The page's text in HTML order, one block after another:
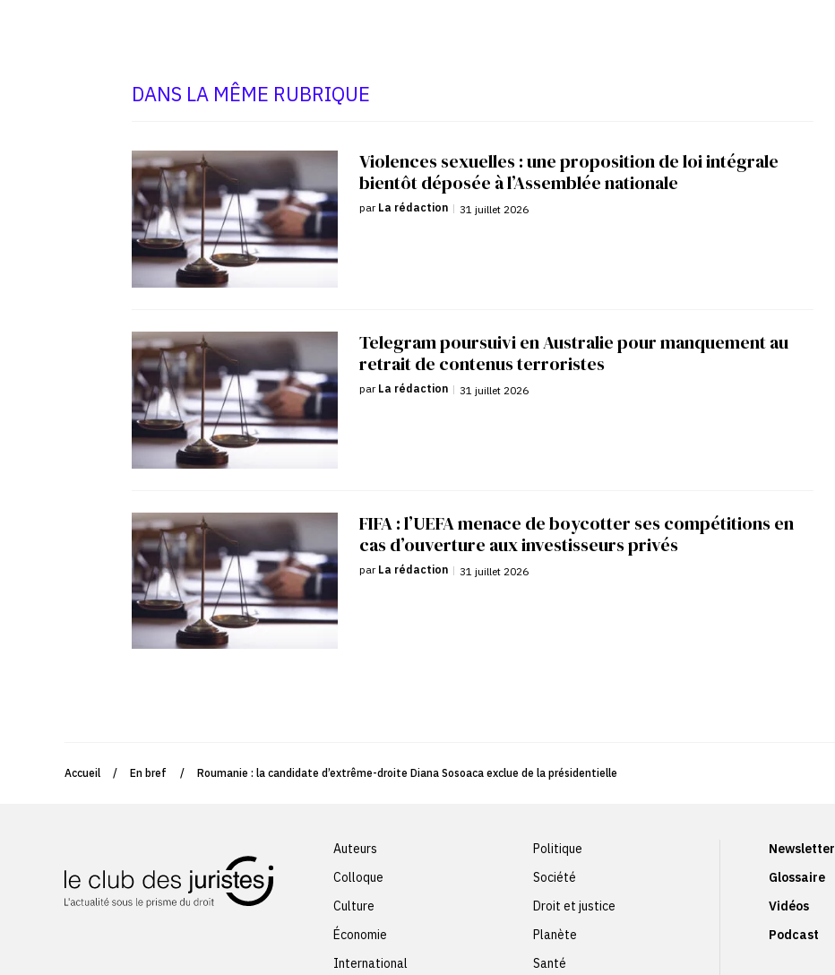
DANS LA MÊME RUBRIQUE
Violences sexuelles : une proposition de loi intégrale
bientôt déposée à l’Assemblée nationale
par La rédaction | 31 juillet 2026
Telegram poursuivi en Australie pour manquement au
retrait de contenus terroristes
par La rédaction | 31 juillet 2026
FIFA : l’UEFA menace de boycotter ses compétitions en
cas d’ouverture aux investisseurs privés
par La rédaction | 31 juillet 2026
Accueil / En bref / Roumanie : la candidate d’extrême-droite Diana Sosoaca exclue de la présidentielle
Auteurs
Colloque
Culture
Économie
International
Politique
Société
Droit et justice
Planète
Santé
Newsletter
Glossaire
Vidéos
Podcast